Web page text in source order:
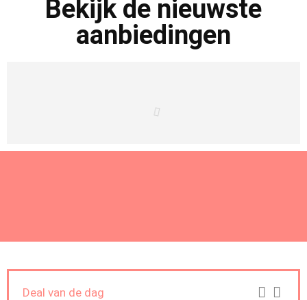
Bekijk de nieuwste
aanbiedingen
Deal van de dag